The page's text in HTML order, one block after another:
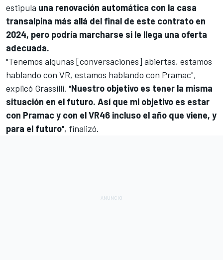
estipula una renovación automática con la casa
transalpina más allá del final de este contrato en
2024, pero podría marcharse si le llega una oferta
adecuada.
"Tenemos algunas [conversaciones] abiertas, estamos
hablando con VR, estamos hablando con Pramac",
explicó Grassilli. "Nuestro objetivo es tener la misma
situación en el futuro. Así que mi objetivo es estar
con Pramac y con el VR46 incluso el año que viene, y
para el futuro", finalizó.